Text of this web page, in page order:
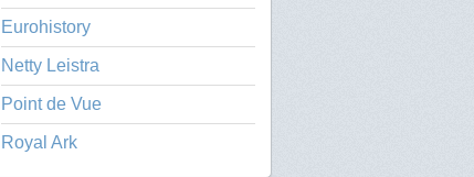
Eurohistory
Netty Leistra
Point de Vue
Royal Ark